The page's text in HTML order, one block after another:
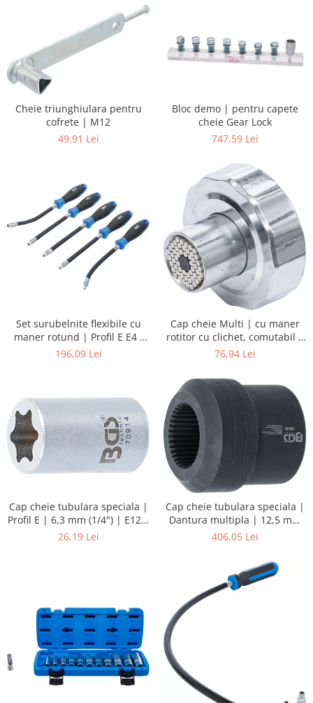
Cheie triunghiulara pentru
cofrete | M12
49,91 Lei
Bloc demo | pentru capete
cheie Gear Lock
747,59 Lei
Set surubelnite flexibile cu
maner rotund | Profil E E4 -
E8 | Lungimea lamei 150 mm
196,09 Lei
Cap cheie Multi | cu maner
rotitor cu clichet, comutabil |
7 - 19 mm
76,94 Lei
Cap cheie tubulara speciala |
Profil E | 6,3 mm (1/4") | E12 |
pentru macara de geam BMW
26,19 Lei
Cap cheie tubulara speciala |
Dantura multipla | 12,5 mm
(1/2") | pentru arbore intrare
406,05 Lei